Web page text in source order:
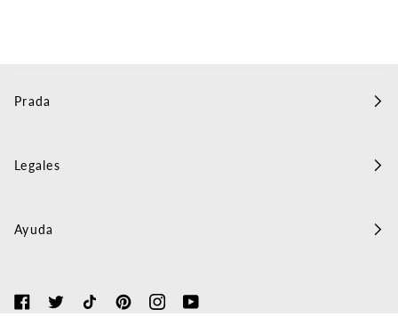
Prada
Legales
Ayuda